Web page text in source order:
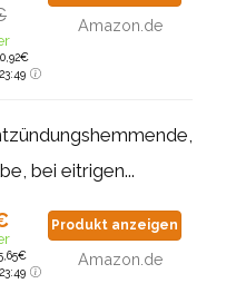
Amazon.de
bei eitrigen...
Produkt anzeigen
Amazon.de